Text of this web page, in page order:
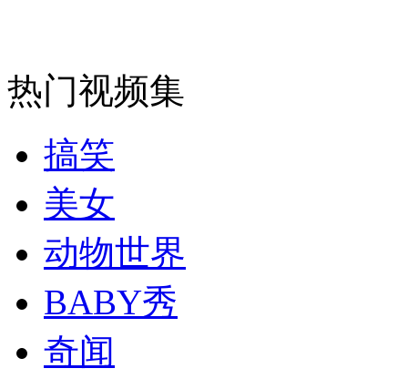
走！跟着总书记去植树
消防员救轻生者
纽约上演“枕头大战”
司机酒驾遇交警 急速倒车逃窜
热门视频集
搞笑
美女
动物世界
BABY秀
奇闻